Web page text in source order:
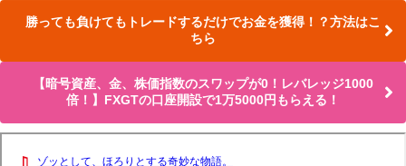
勝っても負けてもトレードするだけでお金を獲得！？方法はこ
ちら
【暗号資産、金、株価指数のスワップが0！レバレッジ1000
倍！】FXGTの口座開設で1万5000円もらえる！